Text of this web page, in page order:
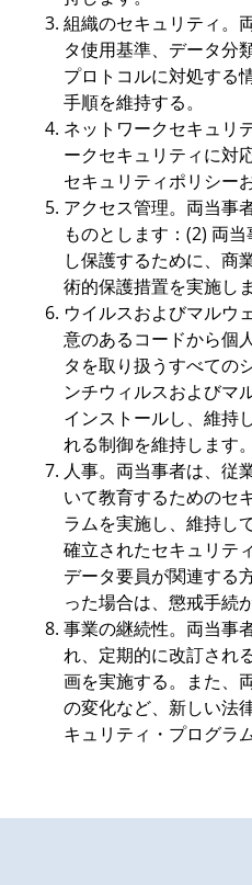
組織のセキュリティ。
タ使用基準、データ分
プロトコルに対処する
手順を維持する。
ネットワークセキュリ
ークセキュリティに対
セキュリティポリシー
アクセス管理。両当事
ものとします：(2) 両
し保護するために、商
術的保護措置を実施しま
ウイルスおよびマルウ
意のあるコードから個
タを取り扱うすべての
ンチウィルスおよびマ
インストールし、維持
れる制御を維持します。
人事。両当事者は、従
いて教育するためのセ
ラムを実施し、維持し
確立されたセキュリテ
データ要員が関連する
った場合は、懲戒手続
事業の継続性。両当事
れ、定期的に改訂され
画を実施する。また、
の変化など、新しい法
キュリティ・プログラ